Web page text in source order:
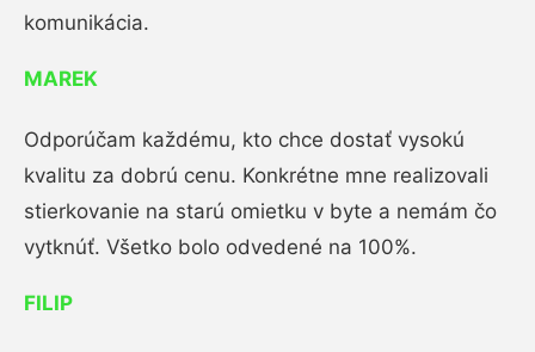
komunikácia.
MAREK
Odporúčam každému, kto chce dostať vysokú
kvalitu za dobrú cenu. Konkrétne mne realizovali
stierkovanie na starú omietku v byte a nemám čo
vytknúť. Všetko bolo odvedené na 100%.
FILIP